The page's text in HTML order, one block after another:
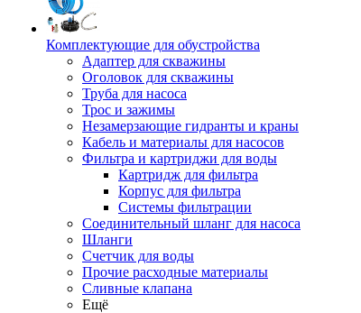
Комплектующие для обустройства
Адаптер для скважины
Оголовок для скважины
Труба для насоса
Трос и зажимы
Незамерзающие гидранты и краны
Кабель и материалы для насосов
Фильтра и картриджи для воды
Картридж для фильтра
Корпус для фильтра
Системы фильтрации
Соединительный шланг для насоса
Шланги
Счетчик для воды
Прочие расходные материалы
Сливные клапана
Ещё